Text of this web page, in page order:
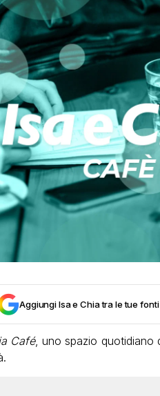
Aggiungi Isa e Chia tra le tue
Café, uno spazio quotidiano